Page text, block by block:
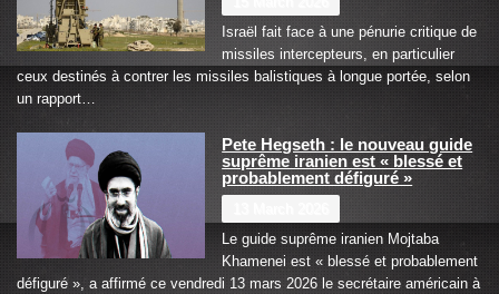
Israël fait face à une pénurie critique de
missiles intercepteurs, en particulier
ceux destinés à contrer les missiles balistiques à longue portée, selon
un rapport…
Pete Hegseth : le nouveau guide
suprême iranien est « blessé et
probablement défiguré »
Le guide suprême iranien Mojtaba
Khamenei est « blessé et probablement
défiguré », a affirmé ce vendredi 13 mars 2026 le secrétaire américain à